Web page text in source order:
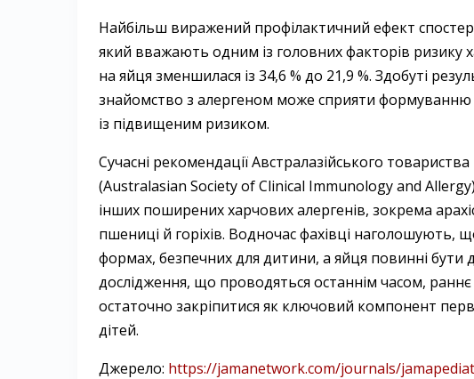
Найбільш виражений профілактичний ефект
який вважають одним із головних факторів ризику
на яйця зменшилася із 34,6 % до 21,9 %. Здобуті
знайомство з алергеном може сприяти формуванню
із підвищеним ризиком.
Сучасні рекомендації Австралазійського товариства
(Australasian Society of Clinical Immunology and
інших поширених харчових алергенів, зокрема
пшениці й горіхів. Водночас фахівці
формах, безпечних для дитини, а яйця повинні
дослідження, що проводяться останнім часом,
остаточно закріпитися як ключовий компонент
дітей.
Джерело: https://jamanetwork.com/journals/